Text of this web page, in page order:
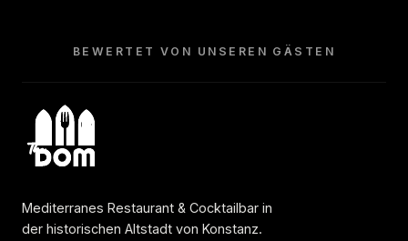
BEWERTET VON UNSEREN GÄSTEN
Mediterranes Restaurant & Cocktailbar in
der historischen Altstadt von Konstanz.